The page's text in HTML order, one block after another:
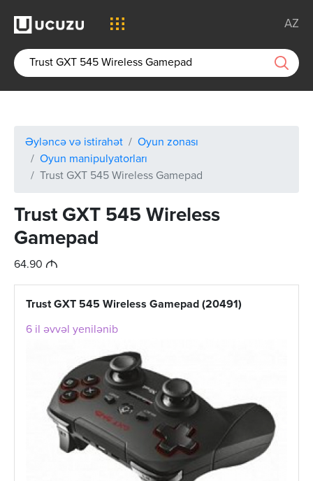
AZ
Əyləncə və istirahət
Oyun zonası
Oyun manipulyatorları
Trust GXT 545 Wireless Gamepad
Trust GXT 545 Wireless
Gamepad
64.90 M
Trust GXT 545 Wireless Gamepad (20491)
6 il əvvəl yenilənib